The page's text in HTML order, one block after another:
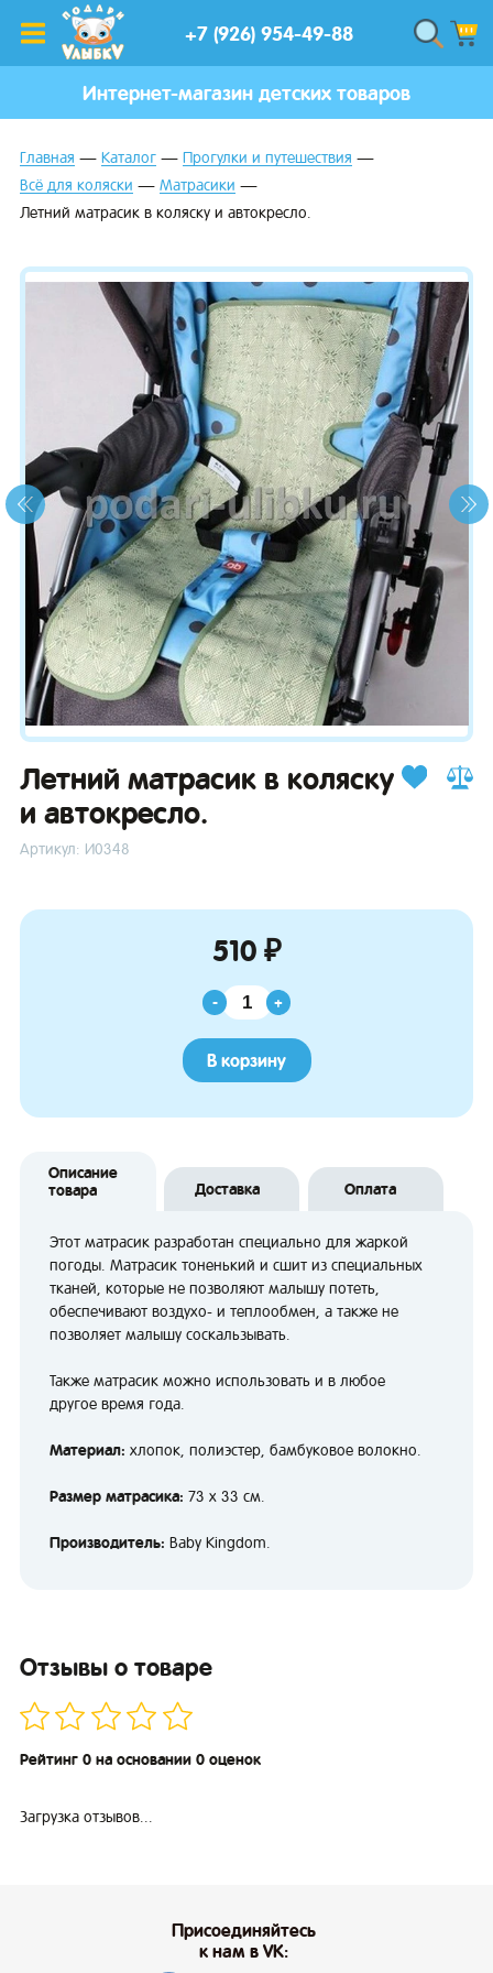
+7 (926) 954-49-88
Интернет-магазин детских товаров
Главная Каталог
Прогулки и путешествия
Всё для коляски
Матрасики
Летний матрасик в коляску и автокресло.
Летний матрасик в коляску
и автокресло.
Артикул: И0348
510 ₽
- +
В корзину
Описание
товара
Доставка Оплата
Этот матрасик разработан специально для жаркой
погоды. Матрасик тоненький и сшит из специальных
тканей, которые не позволяют малышу потеть,
обеспечивают воздухо- и теплообмен, а также не
позволяет малышу соскальзывать.
Также матрасик можно использовать и в любое
другое время года.
Материал: хлопок, полиэстер, бамбуковое волокно.
Размер матрасика: 73 х 33 см.
Производитель: Baby Kingdom.
Отзывы о товаре
Рейтинг 0 на основании 0 оценок
Загрузка отзывов...
Присоединяйтесь
к нам в VK: